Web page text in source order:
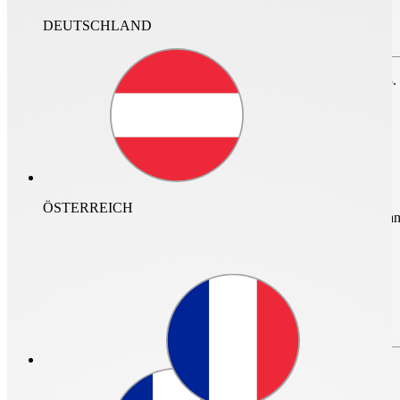
Zum Speichern des Projektes bitte anmelden oder
Für den Login ist ein neuer Helios Account erforderlich. Vor dem
mehr Infos und
Passwort vergessen?
DEUTSCHLAND
ÖSTERREICH
Bitte erstellen Sie Ihren neuen Helios
Account